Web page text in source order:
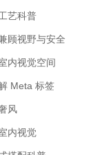
艺科普
顾视野与安全
内视觉空间
Meta 标签
风
内视觉